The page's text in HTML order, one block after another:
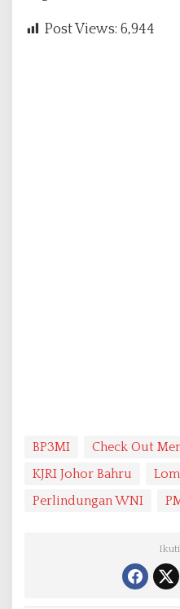
Post Views: 6,944
BP3MI Check Out
KJRI Johor Bahru
Perlindungan WNI